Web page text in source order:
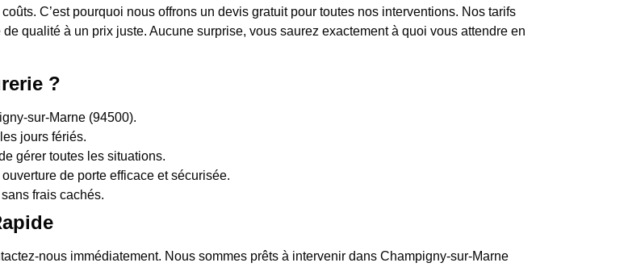
C’est pourquoi nous offrons un devis gratuit pour toutes nos interventions. Nos tarifs
qualité à un prix juste. Aucune surprise, vous saurez exactement à quoi vous attendre en
?
sur-Marne (94500).
jours fériés.
gérer toutes les situations.
de porte efficace et sécurisée.
frais cachés.
nous immédiatement. Nous sommes prêts à intervenir dans Champigny-sur-Marne